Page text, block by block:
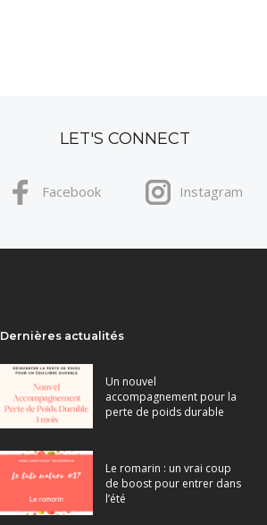
LET'S CONNECT
Facebook Instagram
Dernières actualités
Un nouvel
accompagnement pour la
perte de poids durable
Le romarin : un vrai coup
de boost pour entrer dans
l’été